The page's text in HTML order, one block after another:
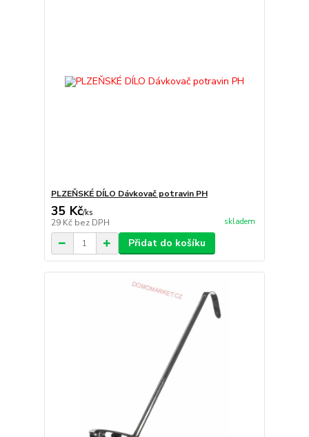
PLZEŇSKÉ DÍLO Dávkovač potravin PH
35 Kč/ks
29 Kč bez DPH skladem
Přidat do košíku